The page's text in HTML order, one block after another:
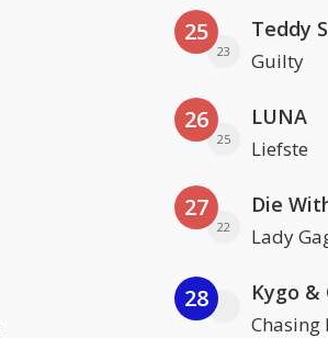
25
23
Teddy
Guilty
26
25
LUNA
Liefste
27
22
Die
Lady
28 Kygo &
Chasing